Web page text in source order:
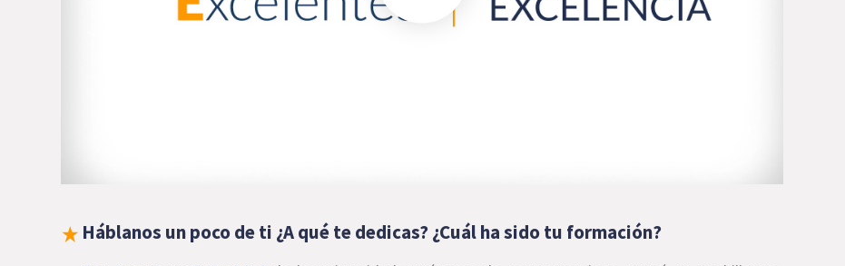
Háblanos un poco de ti ¿A qué te dedicas? ¿Cuál ha sido tu formación?